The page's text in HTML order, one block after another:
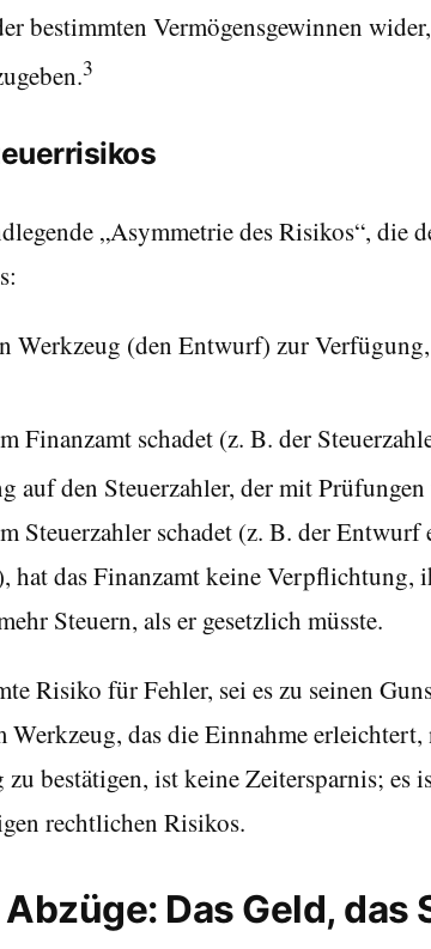
bestimmten Vermögensgewinnen
3
„Asymmetrie des Risikos“, die
Werkzeug (den Entwurf) zur
Finanzamt schadet (z. B. der
auf den Steuerzahler, der mit
Steuerzahler schadet (z. B. der
hat das Finanzamt keine Verpflichtung,
Steuern, als er gesetzlich müsste.
Risiko für Fehler, sei es zu seinen
das die Einnahme
bestätigen, ist keine Zeitersparnis; es
rechtlichen Risikos.
Das Geld,